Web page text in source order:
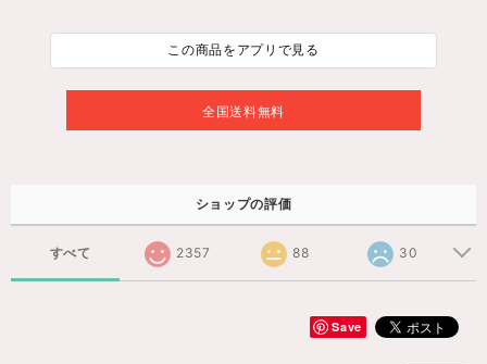
この商品をアプリで見る
全国送料無料
ショップの評価
すべて 2357 88 30
Save